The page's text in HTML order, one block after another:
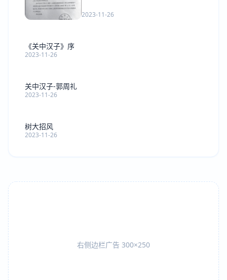
2023-11-26
《关中汉子》序
2023-11-26
关中汉子-郭周礼
2023-11-26
树大招风
2023-11-26
右侧边栏广告 300×250